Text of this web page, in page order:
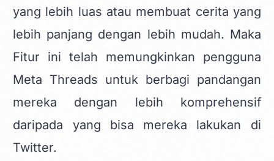
yang lebih luas atau membuat cerita yang
lebih panjang dengan lebih mudah. Maka
Fitur ini telah memungkinkan pengguna
Meta Threads untuk berbagi pandangan
mereka dengan lebih komprehensif
daripada yang bisa mereka lakukan di
Twitter.